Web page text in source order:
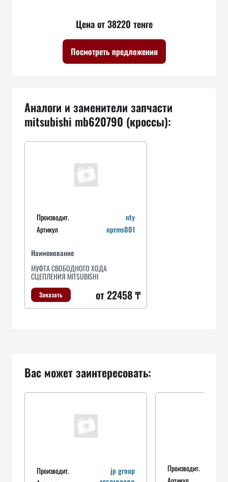
Цена от 38220 тенге
Посмотреть предложения
Аналоги и заменители запчасти
mitsubishi mb620790 (кроссы):
Производит.
nty
Артикул
nprms001
Наименование
МУФТА СВОБОДНОГО ХОДА
СЦЕПЛЕНИЯ MITSUBISHI
Заказать от 22458 ₸
Вас может заинтересовать:
Производит.
jp group
Производит.